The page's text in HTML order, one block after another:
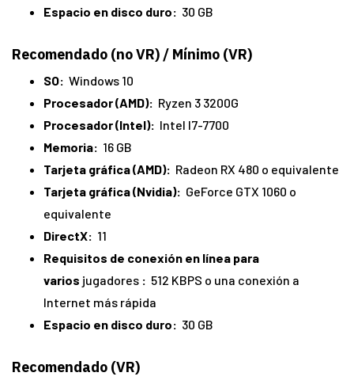
Espacio en disco duro: 30 GB
Recomendado (no VR) / Mínimo (VR)
SO: Windows 10
Procesador (AMD): Ryzen 3 3200G
Procesador (Intel): Intel I7-7700
Memoria: 16 GB
Tarjeta gráfica (AMD): Radeon RX 480 o equivalente
Tarjeta gráfica (Nvidia): GeForce GTX 1060 o
equivalente
DirectX: 11
Requisitos de conexión en línea para
varios jugadores : 512 KBPS o una conexión a
Internet más rápida
Espacio en disco duro: 30 GB
Recomendado (VR)